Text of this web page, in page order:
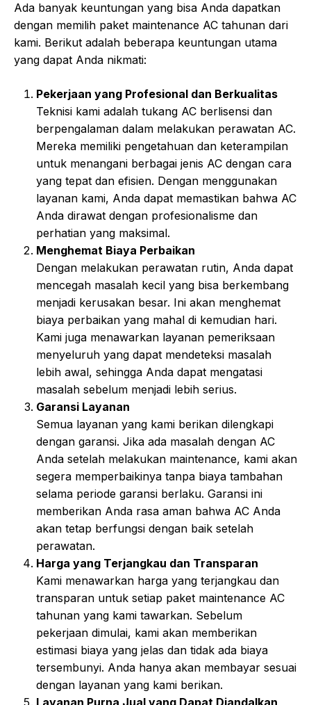
Ada banyak keuntungan yang bisa Anda dapatkan
dengan memilih paket maintenance AC tahunan dari
kami. Berikut adalah beberapa keuntungan utama
yang dapat Anda nikmati:
Pekerjaan yang Profesional dan Berkualitas
Teknisi kami adalah tukang AC berlisensi dan
berpengalaman dalam melakukan perawatan AC.
Mereka memiliki pengetahuan dan keterampilan
untuk menangani berbagai jenis AC dengan cara
yang tepat dan efisien. Dengan menggunakan
layanan kami, Anda dapat memastikan bahwa AC
Anda dirawat dengan profesionalisme dan
perhatian yang maksimal.
Menghemat Biaya Perbaikan
Dengan melakukan perawatan rutin, Anda dapat
mencegah masalah kecil yang bisa berkembang
menjadi kerusakan besar. Ini akan menghemat
biaya perbaikan yang mahal di kemudian hari.
Kami juga menawarkan layanan pemeriksaan
menyeluruh yang dapat mendeteksi masalah
lebih awal, sehingga Anda dapat mengatasi
masalah sebelum menjadi lebih serius.
Garansi Layanan
Semua layanan yang kami berikan dilengkapi
dengan garansi. Jika ada masalah dengan AC
Anda setelah melakukan maintenance, kami akan
segera memperbaikinya tanpa biaya tambahan
selama periode garansi berlaku. Garansi ini
memberikan Anda rasa aman bahwa AC Anda
akan tetap berfungsi dengan baik setelah
perawatan.
Harga yang Terjangkau dan Transparan
Kami menawarkan harga yang terjangkau dan
transparan untuk setiap paket maintenance AC
tahunan yang kami tawarkan. Sebelum
pekerjaan dimulai, kami akan memberikan
estimasi biaya yang jelas dan tidak ada biaya
tersembunyi. Anda hanya akan membayar sesuai
dengan layanan yang kami berikan.